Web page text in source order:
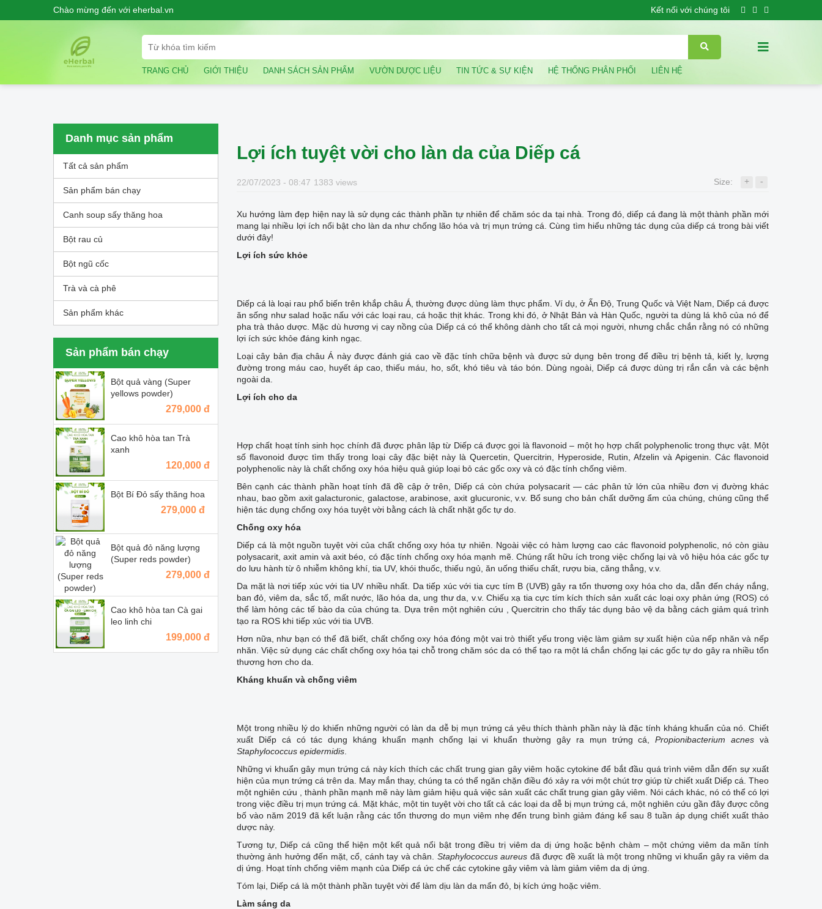
Chào mừng đến với eherbal.vn Kết nối với chúng tôi
TRANG CHỦ GIỚI THIỆU DANH SÁCH SẢN PHẨM VƯỜN DƯỢC LIỆU TIN TỨC & SỰ KIỆN HỆ THỐNG PHÂN PHỐI LIÊN HỆ
Lợi ích tuyệt vời cho làn da của Diếp cá
22/07/2023 - 08:47 1383 views Size: + -
Xu hướng làm đẹp hiện nay là sử dụng các thành phần tự nhiên để chăm sóc da tại nhà. Trong đó, diếp cá đang là một thành phần mới
mang lại nhiều lợi ích nổi bật cho làn da như chống lão hóa và trị mụn trứng cá. Cùng tìm hiểu những tác dụng của diếp cá trong bài viết
dưới đây!
Lợi ích sức khỏe
Diếp cá là loại rau phổ biến trên khắp châu Á, thường được dùng làm thực phẩm. Ví dụ, ở Ấn Độ, Trung Quốc và Việt Nam, Diếp cá được
ăn sống như salad hoặc nấu với các loại rau, cá hoặc thịt khác. Trong khi đó, ở Nhật Bản và Hàn Quốc, người ta dùng lá khô của nó để
pha trà thảo dược. Mặc dù hương vị cay nồng của Diếp cá có thể không dành cho tất cả mọi người, nhưng chắc chắn rằng nó có những
lợi ích sức khỏe đáng kinh ngạc.
Loại cây bản địa châu Á này được đánh giá cao về đặc tính chữa bệnh và được sử dụng bên trong để điều trị bệnh tả, kiết lỵ, lượng
đường trong máu cao, huyết áp cao, thiếu máu, ho, sốt, khó tiêu và táo bón. Dùng ngoài, Diếp cá được dùng trị rắn cắn và các bệnh
ngoài da.
Lợi ích cho da
Hợp chất hoạt tính sinh học chính đã được phân lập từ Diếp cá được gọi là flavonoid – một họ hợp chất polyphenolic trong thực vật. Một
số flavonoid được tìm thấy trong loại cây đặc biệt này là Quercetin, Quercitrin, Hyperoside, Rutin, Afzelin và Apigenin. Các flavonoid
polyphenolic này là chất chống oxy hóa hiệu quả giúp loại bỏ các gốc oxy và có đặc tính chống viêm.
Bên cạnh các thành phần hoạt tính đã đề cập ở trên, Diếp cá còn chứa polysacarit — các phân tử lớn của nhiều đơn vị đường khác
nhau, bao gồm axit galacturonic, galactose, arabinose, axit glucuronic, v.v. Bổ sung cho bản chất dưỡng ẩm của chúng, chúng cũng thể
hiện tác dụng chống oxy hóa tuyệt vời bằng cách là chất nhặt gốc tự do.
Chống oxy hóa
Diếp cá là một nguồn tuyệt vời của chất chống oxy hóa tự nhiên. Ngoài việc có hàm lượng cao các flavonoid polyphenolic, nó còn giàu
polysacarit, axit amin và axit béo, có đặc tính chống oxy hóa mạnh mẽ. Chúng rất hữu ích trong việc chống lại và vô hiệu hóa các gốc tự
do lưu hành từ ô nhiễm không khí, tia UV, khói thuốc, thiếu ngủ, ăn uống thiếu chất, rượu bia, căng thẳng, v.v.
Da mặt là nơi tiếp xúc với tia UV nhiều nhất. Da tiếp xúc với tia cực tím B (UVB) gây ra tổn thương oxy hóa cho da, dẫn đến cháy nắng,
ban đỏ, viêm da, sắc tố, mất nước, lão hóa da, ung thư da, v.v. Chiếu xạ tia cực tím kích thích sản xuất các loại oxy phản ứng (ROS) có
thể làm hỏng các tế bào da của chúng ta. Dựa trên một nghiên cứu , Quercitrin cho thấy tác dụng bảo vệ da bằng cách giảm quá trình
tạo ra ROS khi tiếp xúc với tia UVB.
Hơn nữa, như bạn có thể đã biết, chất chống oxy hóa đóng một vai trò thiết yếu trong việc làm giảm sự xuất hiện của nếp nhăn và nếp
nhăn. Việc sử dụng các chất chống oxy hóa tại chỗ trong chăm sóc da có thể tạo ra một lá chắn chống lại các gốc tự do gây ra nhiều tổn
thương hơn cho da.
Kháng khuẩn và chống viêm
Một trong nhiều lý do khiến những người có làn da dễ bị mụn trứng cá yêu thích thành phần này là đặc tính kháng khuẩn của nó. Chiết
xuất Diếp cá có tác dụng kháng khuẩn mạnh chống lại vi khuẩn thường gây ra mụn trứng cá,Propionibacterium acnes và
Staphylococcus epidermidis
Những vi khuẩn gây mụn trứng cá này kích thích các chất trung gian gây viêm hoặc cytokine để bắt đầu quá trình viêm dẫn đến sự xuất
hiện của mụn trứng cá trên da. May mắn thay, chúng ta có thể ngăn chặn điều đó xảy ra với một chút trợ giúp từ chiết xuất Diếp cá. Theo
một nghiên cứu , thành phần mạnh mẽ này làm giảm hiệu quả việc sản xuất các chất trung gian gây viêm. Nói cách khác, nó có thể có lợi
trong việc điều trị mụn trứng cá. Mặt khác, một tin tuyệt vời cho tất cả các loại da dễ bị mụn trứng cá, một nghiên cứu gần đây được công
bố vào năm 2019 đã kết luận rằng các tổn thương do mụn viêm nhẹ đến trung bình giảm đáng kể sau 8 tuần áp dụng chiết xuất thảo
dược này.
Tương tự, Diếp cá cũng thể hiện một kết quả nổi bật trong điều trị viêm da dị ứng hoặc bệnh chàm – một chứng viêm da mãn tính
thường ảnh hưởng đến mặt, cổ, cánh tay và chân. Staphylococcus aureus đã được đề xuất là một trong những vi khuẩn gây ra viêm da
dị ứng. Hoạt tính chống viêm mạnh của Diếp cá ức chế các cytokine gây viêm và làm giảm viêm da dị ứng.
Tóm lại, Diếp cá là một thành phần tuyệt vời để làm dịu làn da mẩn đỏ, bị kích ứng hoặc viêm.
Làm sáng da
Danh mục sản phẩm
Tất cả sản phẩm
Sản phẩm bán chạy
Canh soup sấy thăng hoa
Bột rau củ
Bột ngũ cốc
Trà và cà phê
Sản phẩm khác
Sản phẩm bán chạy
Bột quả vàng (Super
yellows powder)
279,000 đ
Cao khô hòa tan Trà
xanh
120,000 đ
Bột Bí Đỏ sấy thăng hoa
279,000 đ
Bột quả đỏ năng lượng
(Super reds powder)
279,000 đ
Cao khô hòa tan Cà gai
leo linh chi
199,000 đ